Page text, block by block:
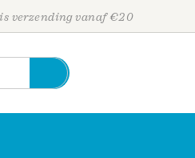
verzending vanaf €20